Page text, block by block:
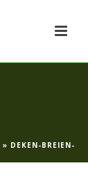
» DEKEN-BREIEN-